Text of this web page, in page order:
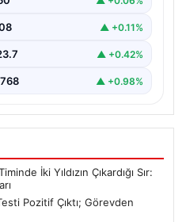
▲ +0.11%
▲ +0.42%
▲ +0.98%
İki Yıldızın Çıkardığı Sır:
Pozitif Çıktı; Görevden